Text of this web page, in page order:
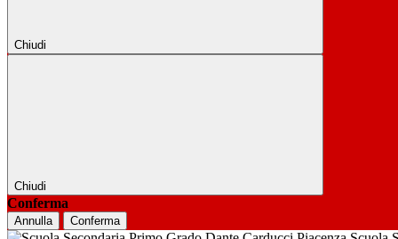
Chiudi
Chiudi
Conferma
Annulla Conferma